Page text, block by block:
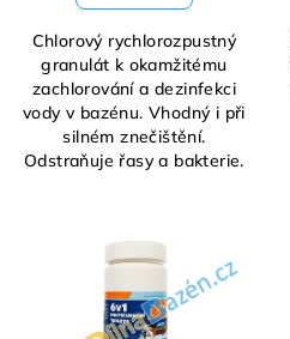
Chlorový rychlorozpustný
granulát k okamžitému
zachlorování a dezinfekci
vody v bazénu. Vhodný i při
silném znečištění.
Odstraňuje řasy a bakterie.